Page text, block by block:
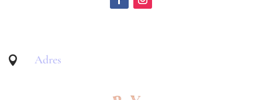
 Adres